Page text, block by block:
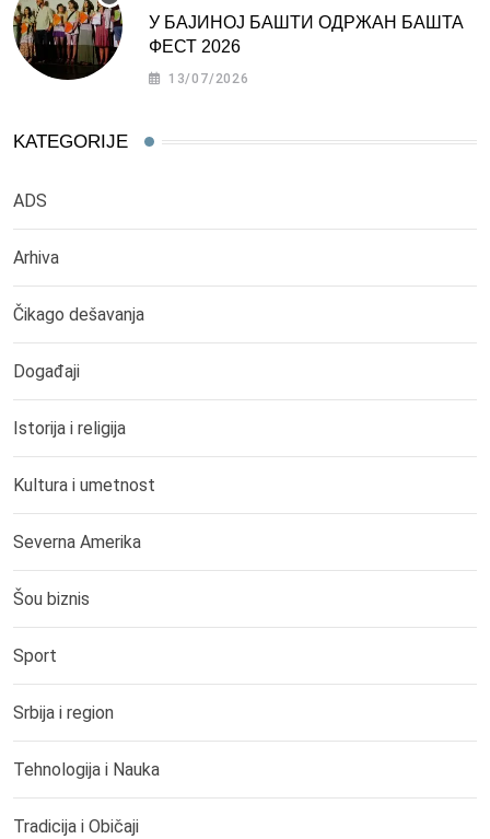
У БАЈИНОЈ БАШТИ ОДРЖАН БАШТА
ФЕСТ 2026
13/07/2026
KATEGORIJE
ADS
Arhiva
Čikago dešavanja
Događaji
Istorija i religija
Kultura i umetnost
Severna Amerika
Šou biznis
Sport
Srbija i region
Tehnologija i Nauka
Tradicija i Običaji